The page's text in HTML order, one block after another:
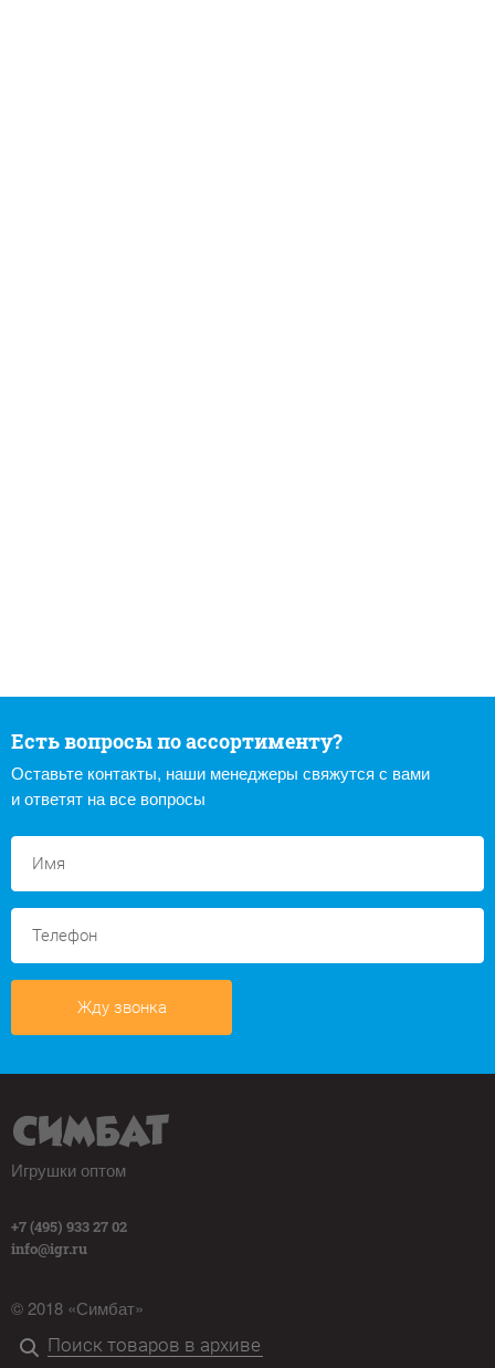
Есть вопросы по ассортименту?
Оставьте контакты, наши менеджеры свяжутся с вами
и ответят на все вопросы
Жду звонка
Игрушки оптом
+7 (495) 933 27 02
info@igr.ru
© 2018 «Симбат»